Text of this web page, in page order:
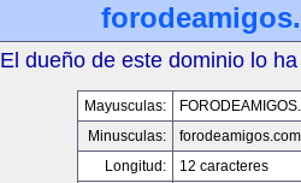
El dueño de este dominio lo
Mayusculas:
Minusculas:
forodeamigos.com
Longitud:
12 caracteres